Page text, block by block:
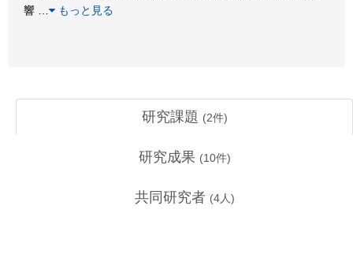
響
もっと見る
研究課題 (2件)
研究成果 (10件)
共同研究者 (4人)